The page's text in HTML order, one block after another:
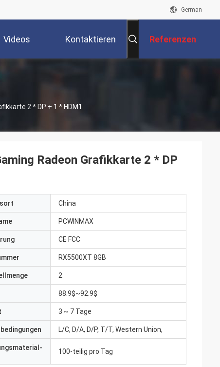
German
Videos Kontaktieren Referenzen
2 * DP + 1 * HDM1
Radeon Grafikkarte 2 * DP
China
PCWINMAX
CE FCC
RX5500XT 8GB
2
88.9$~92.9$
3 ~ 7 Tage
L/C, D/A, D/P, T/T, Western Union,
100-teilig pro Tag